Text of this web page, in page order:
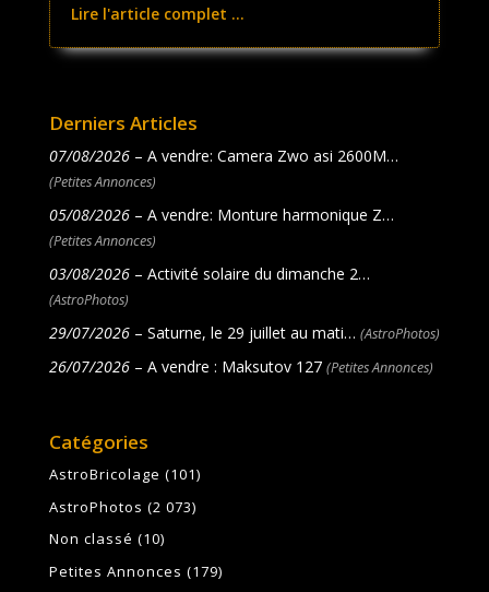
Lire l'article complet ...
Derniers Articles
07/08/2026– A vendre: Camera Zwo asi 2600M…
(Petites Annonces)
05/08/2026– A vendre: Monture harmonique Z…
(Petites Annonces)
03/08/2026– Activité solaire du dimanche 2…
(AstroPhotos)
29/07/2026– Saturne, le 29 juillet au mati… (AstroPhotos)
26/07/2026– A vendre : Maksutov 127 (Petites Annonces)
Catégories
AstroBricolage (101)
AstroPhotos (2 073)
Non classé (10)
Petites Annonces (179)